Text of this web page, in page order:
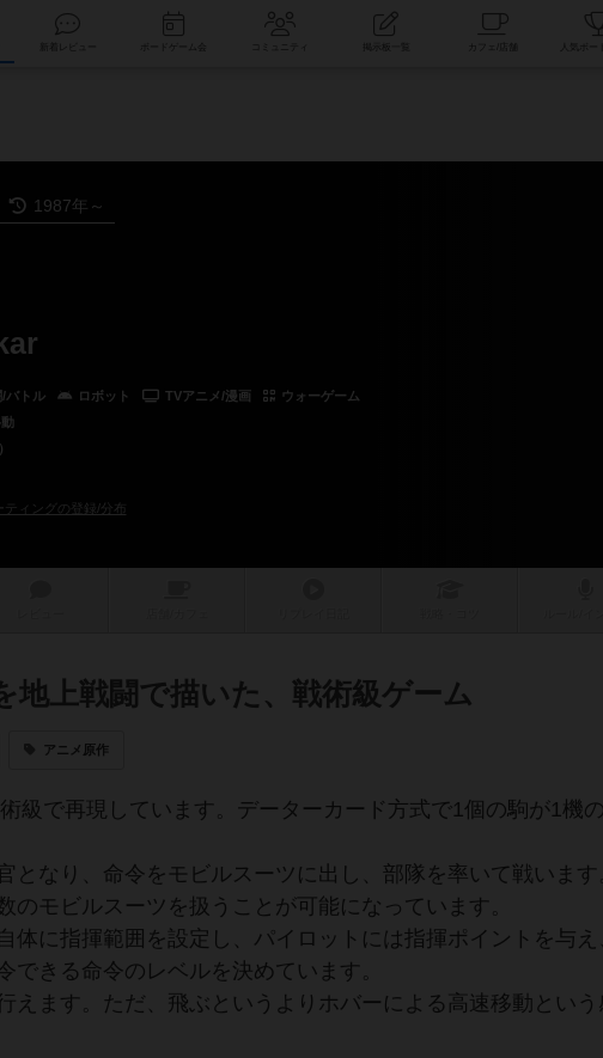
ース コミュニティ
1987年～
/バトル ロボット TVアニメ/漫画
ウォーゲーム
ィングの登録/分布
地上戦闘で描いた、戦術級ゲーム
アニメ原作
級で再現しています。データーカード方式で1個の駒が1機
となり、命令をモビルスーツに出し、部隊を率いて戦います
のモビルスーツを扱うことが可能になっています。
体に指揮範囲を設定し、パイロットには指揮ポイントを与え
できる命令のレベルを決めています。
えます。ただ、飛ぶというよりホバーによる高速移動という